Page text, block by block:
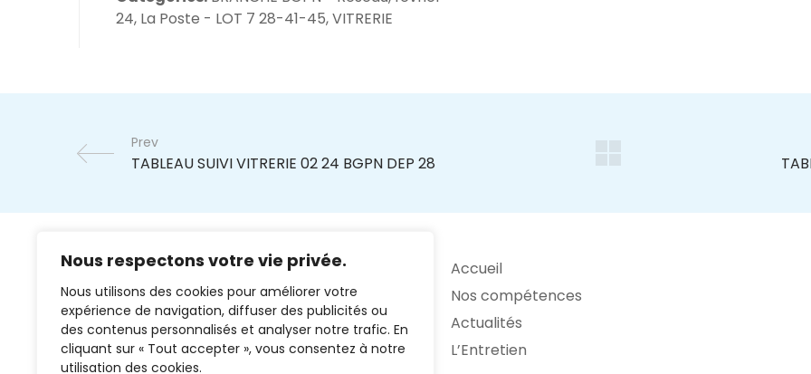
Nous respectons votre vie privée.
Nous utilisons des cookies pour améliorer votre
expérience de navigation, diffuser des publicités ou
des contenus personnalisés et analyser notre trafic. En
cliquant sur « Tout accepter », vous consentez à notre
utilisation des cookies.
24, La Poste - LOT 7 28-41-45, VITRERIE
Prev
02 37 38 00 78
Accueil
Nos compétences
Actualités
L’Entretien